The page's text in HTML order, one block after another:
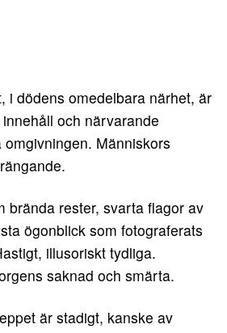
i dödens omedelbara närhet, är
och närvarande
Människors
brända rester, svarta flagor av
ögonblick som fotograferats
illusoriskt tydliga.
saknad och smärta.
är stadigt, kanske av